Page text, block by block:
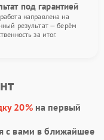
под гарантией
направлена на
результат — берём
за итог.
20%на первый
с вами в ближайшее